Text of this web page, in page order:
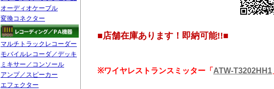
オーディオケーブル
変換コネクター
マルチトラックレコーダー
モバイルレコーダ／デッキ
ミキサー／コンソール
アンプ／スピーカー
エフェクター
■店舗在庫あります！即納可能!!■
※ワイヤレストランスミッター「 ATW-T3202HH1